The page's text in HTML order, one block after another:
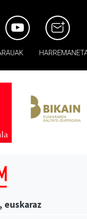
euskaraz